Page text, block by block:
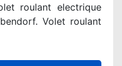
roulant electrique
Volet roulant